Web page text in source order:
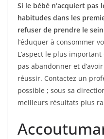
Si le bébé n’acquiert pas
habitudes dans les
refuser de prendre le
l’éduquer à consommer
L’aspect le plus
pas abandonner et
réussir. Contactez un
possible ; sous sa
meilleurs résultats plus